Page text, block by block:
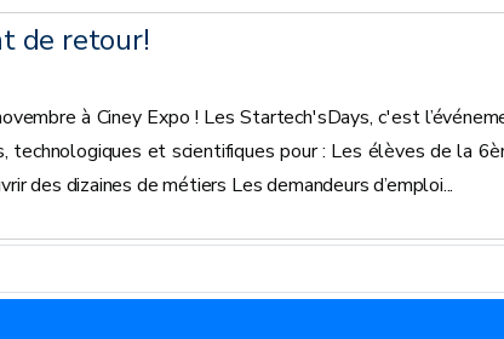
de retour!
à Ciney Expo ! Les Startech'sDays, c'est
technologiques et scientifiques pour : Les élèves de la
des dizaines de métiers Les demandeurs d’emploi...